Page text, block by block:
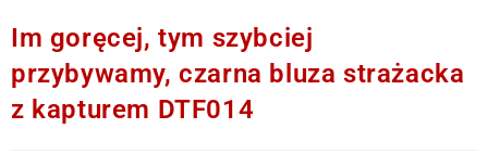
Im goręcej, tym szybciej
przybywamy, czarna bluza strażacka
z kapturem DTF014